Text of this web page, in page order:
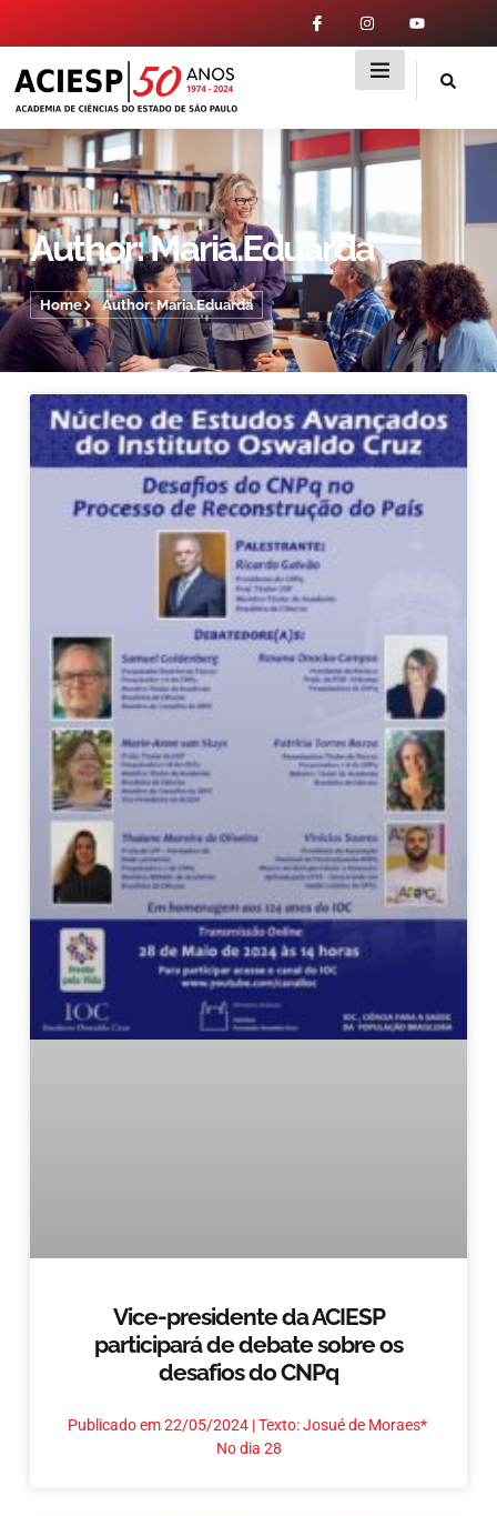
Author:Maria.eduarda
Home Author:Maria.eduarda
Vice-presidente da ACIESP
participará de debate sobre os
desafios do CNPq
Publicado em 22/05/2024 | Texto: Josué de Moraes*
No dia 28